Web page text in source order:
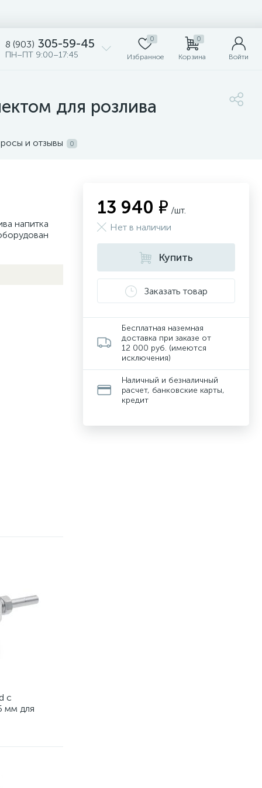
8 (903) 305-59-45
ПН–ПТ 9:00–17:45
0
Избранное
0
Корзина Войти
для розлива
и отзывы 0
напитка
с
мм для
13 940 ₽ /шт.
Нет в наличии
Купить
Заказать товар
Бесплатная наземная
доставка при заказе от
12 000 руб. (имеются
исключения)
Наличный и безналичный
расчет, банковские карты,
кредит